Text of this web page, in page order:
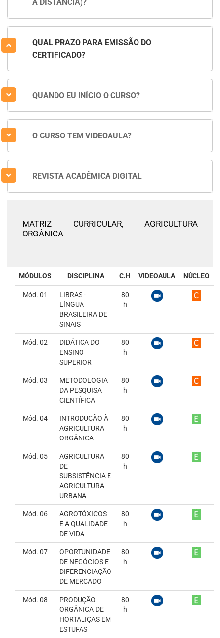
A DISTÂNCIA)?
QUAL PRAZO PARA EMISSÃO DO
CERTIFICADO?
QUANDO EU INÍCIO O CURSO?
O CURSO TEM VIDEOAULA?
REVISTA ACADÊMICA DIGITAL
MATRIZ CURRICULAR, AGRICULTURA
ORGÂNICA
MÓDULOS DISCIPLINA C.H VIDEOAULA NÚCLEO
Mód. 01
LIBRAS -
LÍNGUA
BRASILEIRA DE
SINAIS
80
h
Mód. 02
DIDÁTICA DO
ENSINO
SUPERIOR
80
h
Mód. 03
METODOLOGIA
DA PESQUISA
CIENTÍFICA
80
h
Mód. 04
INTRODUÇÃO À
AGRICULTURA
ORGÂNICA
80
h
Mód. 05
AGRICULTURA
DE
SUBSISTÊNCIA E
AGRICULTURA
URBANA
80
h
Mód. 06
AGROTÓXICOS
E A QUALIDADE
DE VIDA
80
h
Mód. 07
OPORTUNIDADE
DE NEGÓCIOS E
DIFERENCIAÇÃO
DE MERCADO
80
h
Mód. 08
PRODUÇÃO
ORGÂNICA DE
HORTALIÇAS EM
ESTUFAS
80
h